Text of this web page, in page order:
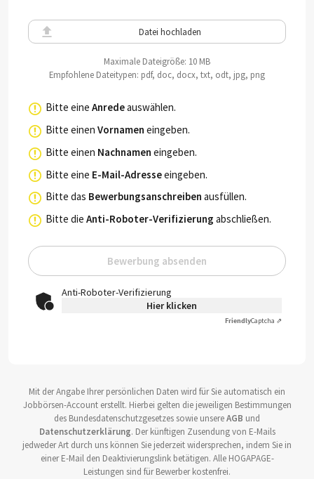
Datei hochladen
Maximale Dateigröße: 10 MB
Empfohlene Dateitypen: pdf, doc, docx, txt, odt, jpg, png
Bitte eine Anredeauswählen.
Bitte einen Vornamen eingeben.
Bitte einen Nachnamen eingeben.
Bitte eine E-Mail-Adresseeingeben.
Bitte das Bewerbungsanschreiben ausfüllen.
Bitte die Anti-Roboter-Verifizierung abschließen.
Bewerbung absenden
Anti-Roboter-Verifizierung
Hier klicken
FriendlyCaptcha ⇗
Mit der Angabe Ihrer persönlichen Daten wird für Sie automatisch ein
Jobbörsen-Account erstellt. Hierbei gelten die jeweiligen Bestimmungen
des Bundesdatenschutzgesetzes sowie unsereAGB und
Datenschutzerklärung. Der künftigen Zusendung von E-Mails
jedweder Art durch uns können Sie jederzeit widersprechen, indem Sie in
einer E-Mail den Deaktivierungslink betätigen. Alle HOGAPAGE-
Leistungen sind für Bewerber kostenfrei.